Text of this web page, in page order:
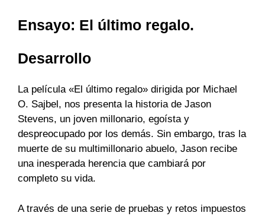
Ensayo: El último regalo.
Desarrollo
La película «El último regalo» dirigida por Michael
O. Sajbel, nos presenta la historia de Jason
Stevens, un joven millonario, egoísta y
despreocupado por los demás. Sin embargo, tras la
muerte de su multimillonario abuelo, Jason recibe
una inesperada herencia que cambiará por
completo su vida.
A través de una serie de pruebas y retos impuestos